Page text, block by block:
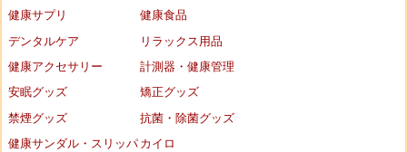
健康サプリ
健康食品
デンタルケア
リラックス用品
健康アクセサリー
計測器・健康管理
安眠グッズ
矯正グッズ
禁煙グッズ
抗菌・除菌グッズ
健康サンダル・スリッパ カイロ